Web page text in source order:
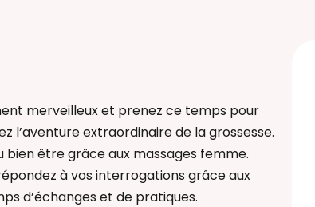
merveilleux et prenez ce temps pour
l’aventure extraordinaire de la grossesse.
bien être grâce aux massages femme.
à vos interrogations grâce aux
d’échanges et de pratiques.